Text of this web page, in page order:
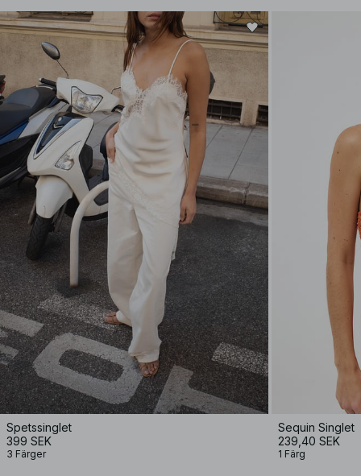
Kappor & Jackor
Blazers
Jeans
Kjolar
Kommer snart
Specialpriser
Sjalar & Halsdukar
Hattar & Kepsar
Håraccessoarer
Handskar
Spetssinglet
399 SEK
3 Färger
Sequin Singlet
239,40 SEK
1 Färg